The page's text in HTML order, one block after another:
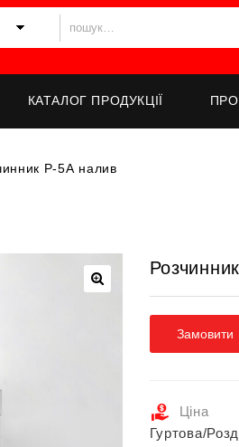
КАТАЛОГ ПРОДУКЦІЇ
Р-5А налив
Замовити
Ціна
Гуртова/